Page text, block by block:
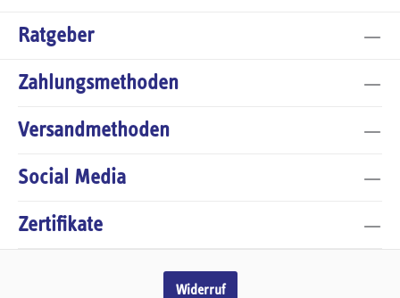
Ratgeber
Zahlungsmethoden
Versandmethoden
Social Media
Zertifikate
Widerruf